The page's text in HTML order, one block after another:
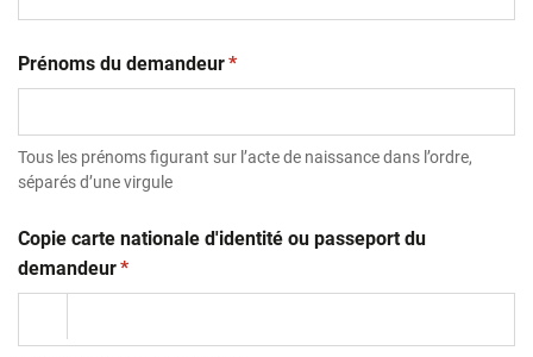
Prénoms du demandeur(obligatoire)
*
Tous les prénoms figurant sur l’acte de naissance dans l’ordre,
séparés d’une virgule
Copie carte nationale d'identité ou passeport du
demandeur(obligatoire)
*